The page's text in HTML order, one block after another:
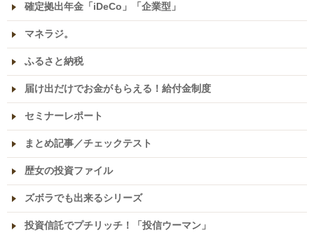
確定拠出年金「iDeCo」「企業型」
マネラジ。
ふるさと納税
届け出だけでお金がもらえる！給付金制度
セミナーレポート
まとめ記事／チェックテスト
歴女の投資ファイル
ズボラでも出来るシリーズ
投資信託でプチリッチ！「投信ウーマン」